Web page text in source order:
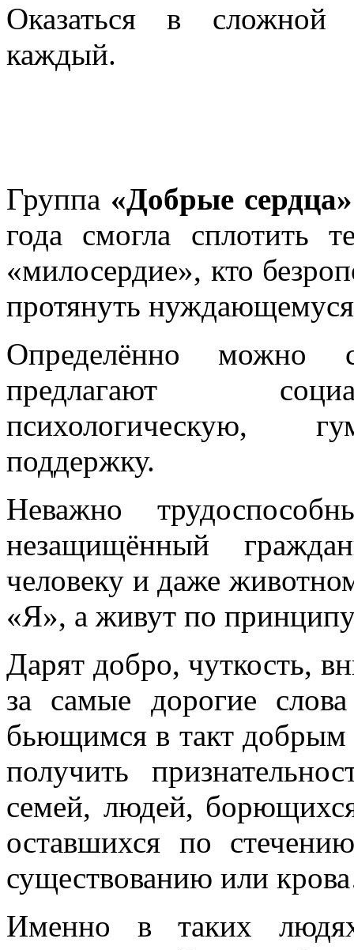
Оказаться в сложной
каждый.
Группа «Добрые сердца»
года смогла сплотить
«милосердие», кто
протянуть
Определённо можно
предлагают
психологическую,
поддержку.
Неважно
незащищённый
человеку и даже
«Я», а живут по
Дарят добро, чуткость,
за самые дорогие
бьющимся в такт добрым
получить
семей, людей,
оставшихся по
существованию или
Именно в таких